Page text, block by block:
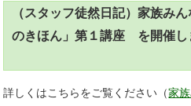
（スタッフ徒然日記）家族み
のきほん」第１講座 を開催し
詳しくはこちらをご覧ください（家